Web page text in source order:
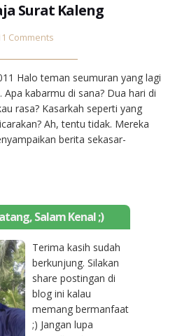
Surat Kaleng
Comments
Halo teman seumuran yang lagi
kabarmu di sana? Dua hari di
rasa? Kasarkah seperti yang
Ah, tentu tidak. Mereka
berita sekasar-
yang bisa jadi berita besar.
tulang yang kau tempati?
Salam Kenal ;)
Terima kasih sudah
berkunjung. Silakan
share postingan di
blog ini kalau
memang bermanfaat
;) Jangan lupa